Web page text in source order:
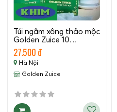
Túi ngâm xông thảo mộc
Golden Zuice 10…
27.500 đ
Hà Nội
Golden Zuice